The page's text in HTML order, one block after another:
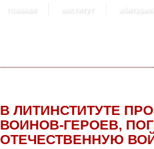
главная институт
В ЛИТИНСТИТУТЕ
ВОИНОВ-ГЕРОЕВ,
ОТЕЧЕСТВЕННУЮ